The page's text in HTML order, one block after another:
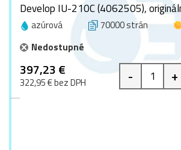
Develop IU-210C (4062505),
azúrová 70000 strán
Nedostupné
397,23 €
322,95 € bez DPH - +